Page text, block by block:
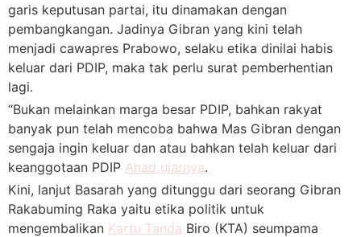
garis keputusan partai, itu dinamakan dengan
pembangkangan. Jadinya Gibran yang kini telah
menjadi cawapres Prabowo, selaku etika dinilai habis
keluar dari PDIP, maka tak perlu surat pemberhentian
lagi.
“Bukan melainkan marga besar PDIP, bahkan rakyat
banyak pun telah mencoba bahwa Mas Gibran dengan
sengaja ingin keluar dan atau bahkan telah keluar dari
keanggotaan PDIP Ahad ujarnya.
Kini, lanjut Basarah yang ditunggu dari seorang Gibran
Rakabuming Raka yaitu etika politik untuk
mengembalikan Kartu Tanda Biro (KTA) seumpama